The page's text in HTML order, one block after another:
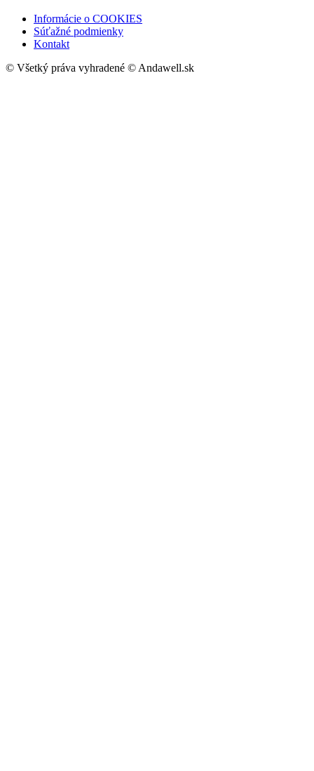
Informácie o COOKIES
Súťažné podmienky
Kontakt
© Všetký práva vyhradené © Andawell.sk